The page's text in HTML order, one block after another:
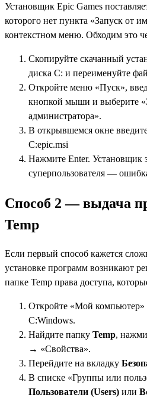
Установщик Epic Games
которого нет пункта «Запуск от
контекстном меню. Обходим это
Скопируйте скачанный
диска C: и переименуйте
Откройте меню «Пуск»,
кнопкой мыши и выберите
администратора».
В открывшемся окне
C:epic.msi
Нажмите Enter. Установщик
суперпользователя —
Способ 2 — выдача
Temp
Если первый способ кажется
установке программ возникают
папке Temp права доступа,
Откройте «Мой компьютер»
C:Windows.
Найдите папку Temp,
→ «Свойства».
Перейдите на вкладку
В списке «Группы или
Пользователи (Users) или